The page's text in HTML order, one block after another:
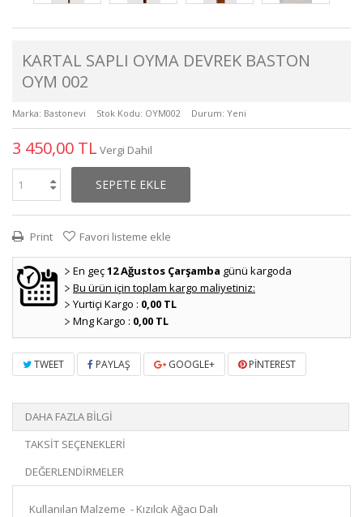
KARTAL SAPLI OYMA DEVREK BASTON
OYM 002
Marka: Bastonevi Stok Kodu: OYM002 Durum: Yeni
3 450,00 TL Vergi Dahil
SEPETE EKLE
Print Favori listeme ekle
En geç12 Ağustos Çarşamba günü kargoda
Bu ürün için toplam kargo maliyetiniz:
Yurtiçi Kargo : 0,00 TL
Mng Kargo : 0,00 TL
TWEET PAYLAŞ GOOGLE+ PINTEREST
DAHA FAZLA BILGI
TAKSIT SEÇENEKLERI
DEĞERLENDIRMELER
Kullanılan Malzeme - Kızılcık Ağacı Dalı